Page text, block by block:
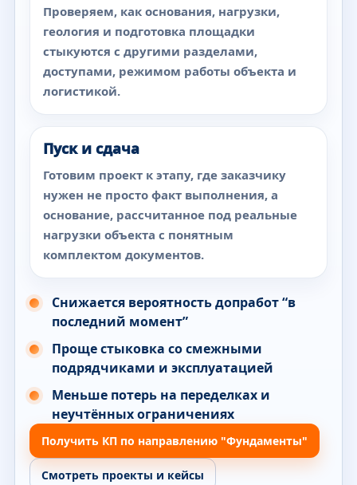
Проверяем, как основания, нагрузки,
геология и подготовка площадки
стыкуются с другими разделами,
доступами, режимом работы объекта и
логистикой.
Пуск и сдача
Готовим проект к этапу, где заказчику
нужен не просто факт выполнения, а
основание, рассчитанное под реальные
нагрузки объекта с понятным
комплектом документов.
Снижается вероятность допработ “в
последний момент”
Проще стыковка со смежными
подрядчиками и эксплуатацией
Меньше потерь на переделках и
неучтённых ограничениях
Получить КП по направлению "Фундаменты"
Смотреть проекты и кейсы